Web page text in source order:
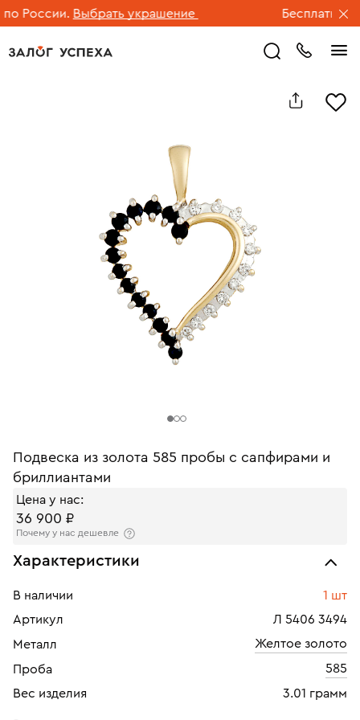
России. Выбрать украшение Бесплатная
Подвеска из золота 585 пробы с сапфирами и
бриллиантами
Цена у нас:
36 900 ₽
Почему у нас дешевле
Характеристики
В наличии
1 шт
Артикул
Л 5406 3494
Металл
Желтое золото
Проба
585
Вес изделия
3.01 грамм